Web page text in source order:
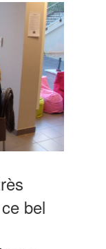
bel